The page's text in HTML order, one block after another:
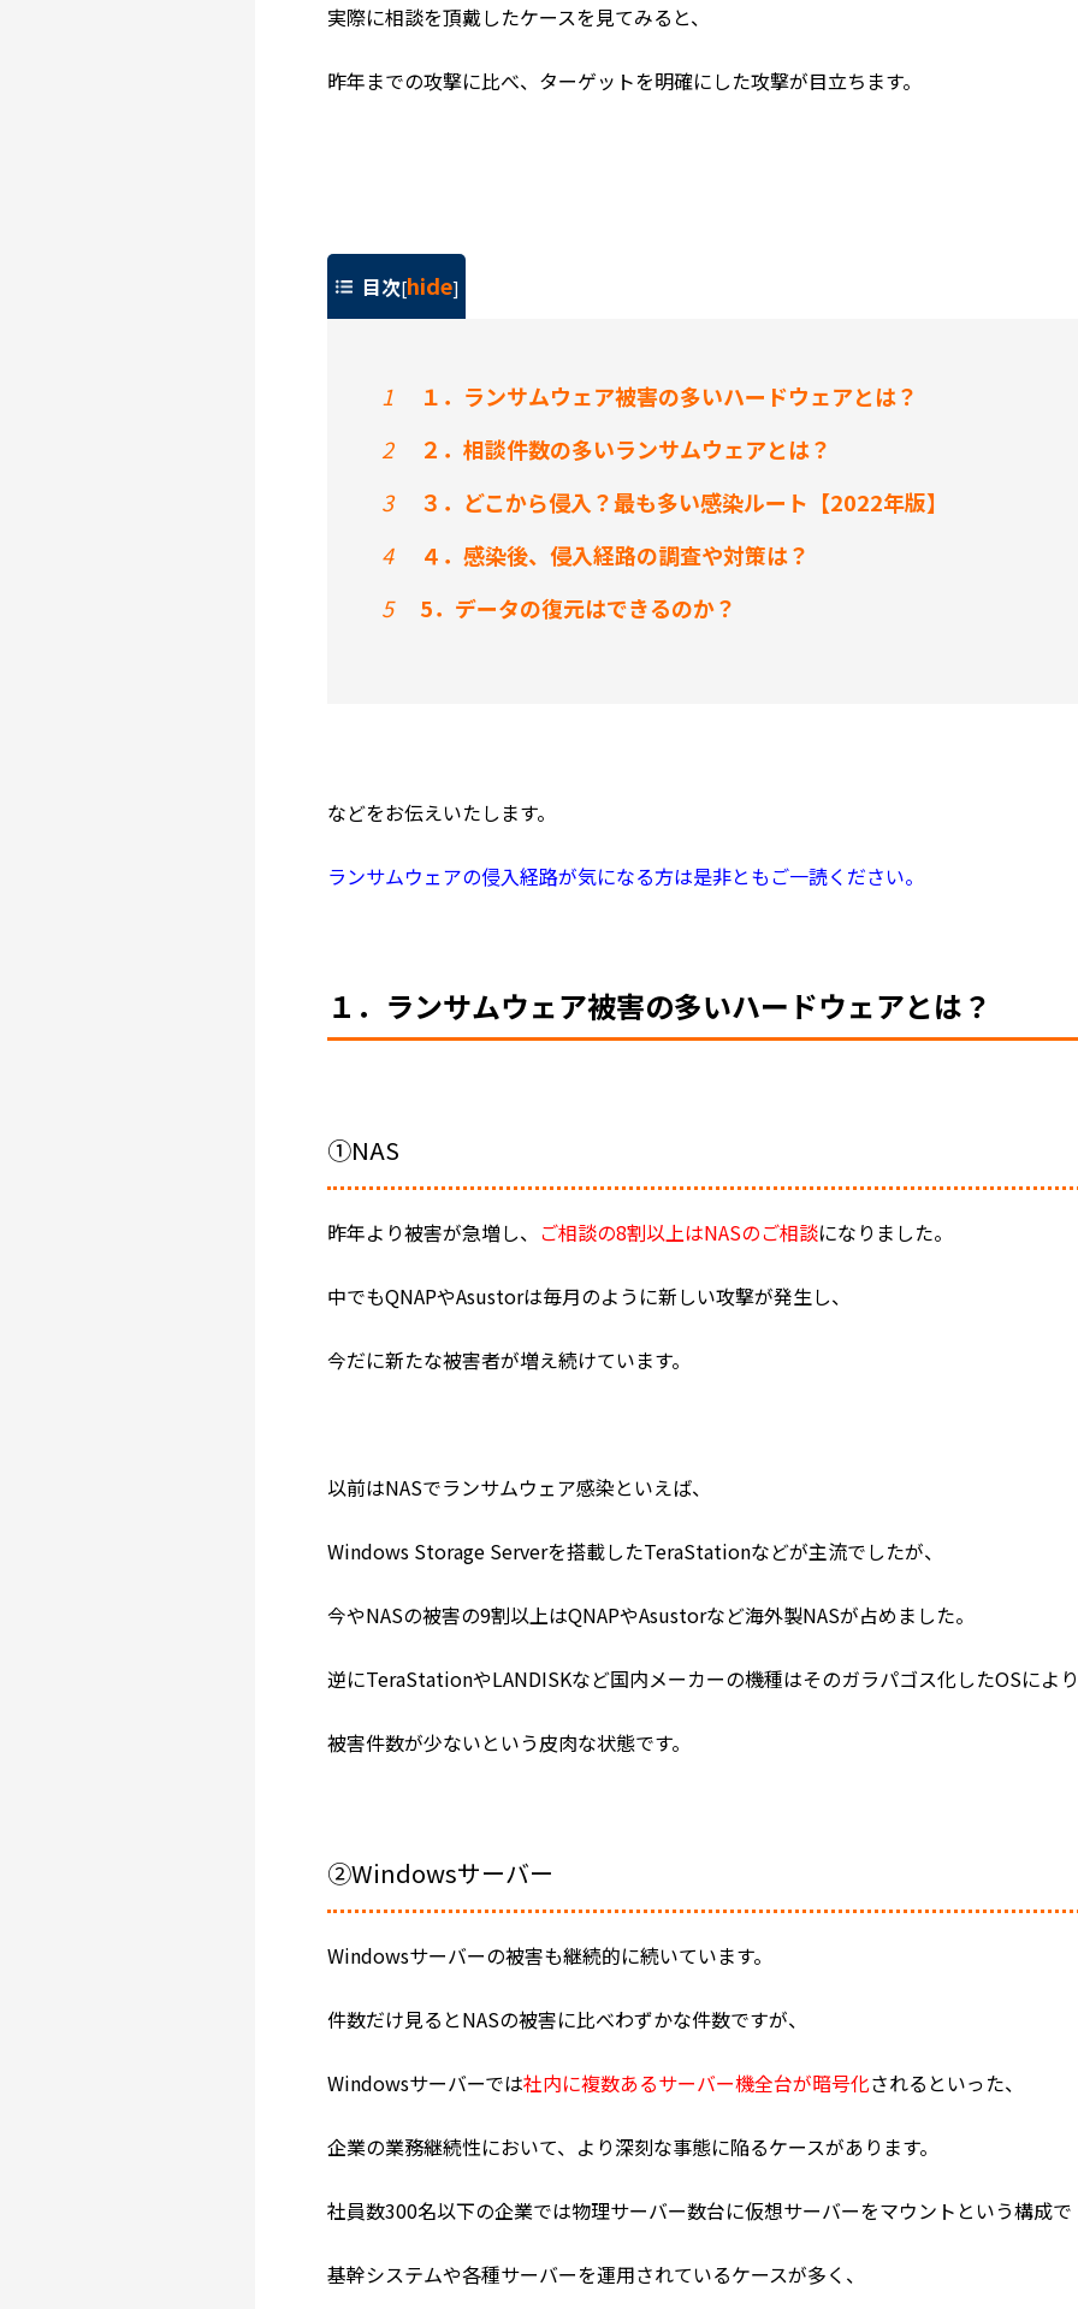
実際に相談を頂戴したケースを見てみると、
昨年までの攻撃に比べ、ターゲットを明確にした攻撃が目立ちます。
目次[hide]
1
１．ランサムウェア被害の多いハードウェアとは？
2
２．相談件数の多いランサムウェアとは？
3
３．どこから侵入？最も多い感染ルート【2022年版】
4
４．感染後、侵入経路の調査や対策は？
5
5．データの復元はできるのか？
などをお伝えいたします。
ランサムウェアの侵入経路が気になる方は是非ともご一読ください。
１．ランサムウェア被害の多いハードウェアとは？
①NAS
昨年より被害が急増し、 ご相談の8割以上はNASのご相談になりました。
中でもQNAPやAsustorは毎月のように新しい攻撃が発生し、
今だに新たな被害者が増え続けています。
以前はNASでランサムウェア感染といえば、
Windows Storage Serverを搭載したTeraStationなどが主流でしたが、
今やNASの被害の9割以上はQNAPやAsustorなど海外製NASが占めました。
逆にTeraStationやLANDISKなど国内メーカーの機種はそのガラパゴス化したOSによ
被害件数が少ないという皮肉な状態です。
②Windowsサーバー
Windowsサーバーの被害も継続的に続いています。
件数だけ見るとNASの被害に比べわずかな件数ですが、
Windowsサーバーでは社内に複数あるサーバー機全台が暗号化されるといった、
企業の業務継続性において、より深刻な事態に陥るケースがあります。
社員数300名以下の企業では物理サーバー数台に仮想サーバーをマウントという構成で
基幹システムや各種サーバーを運用されているケースが多く、